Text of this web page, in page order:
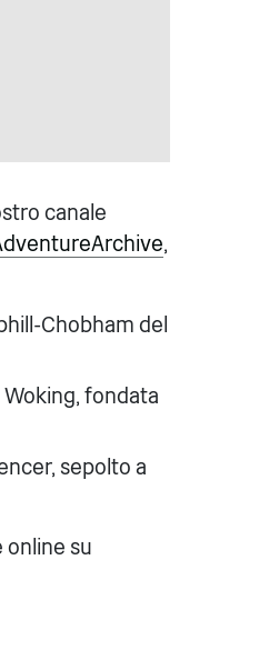
canale
,
Chobham del
fondata
sepolto a
online su